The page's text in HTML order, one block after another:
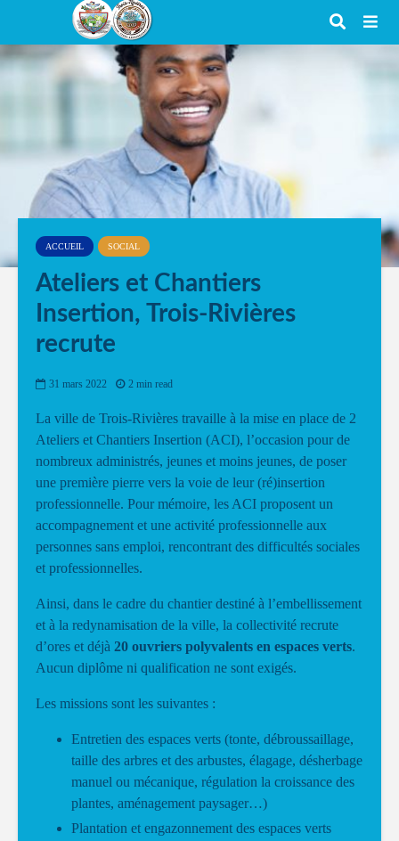
ACCUEIL SOCIAL
Ateliers et Chantiers
Insertion, Trois-Rivières
recrute
31 mars 2022 2 min read
La ville de Trois-Rivières travaille à la mise en place de 2
Ateliers et Chantiers Insertion (ACI), l’occasion pour de
nombreux administrés, jeunes et moins jeunes, de poser
une première pierre vers la voie de leur (ré)insertion
professionnelle. Pour mémoire, les ACI proposent un
accompagnement et une activité professionnelle aux
personnes sans emploi, rencontrant des difficultés sociales
et professionnelles.
Ainsi, dans le cadre du chantier destiné à l’embellissement
et à la redynamisation de la ville, la collectivité recrute
d’ores et déjà 20 ouvriers polyvalents en espaces verts.
Aucun diplôme ni qualification ne sont exigés.
Les missions sont les suivantes :
Entretien des espaces verts (tonte, débroussaillage,
taille des arbres et des arbustes, élagage, désherbage
manuel ou mécanique, régulation la croissance des
plantes, aménagement paysager…)
Plantation et engazonnement des espaces verts